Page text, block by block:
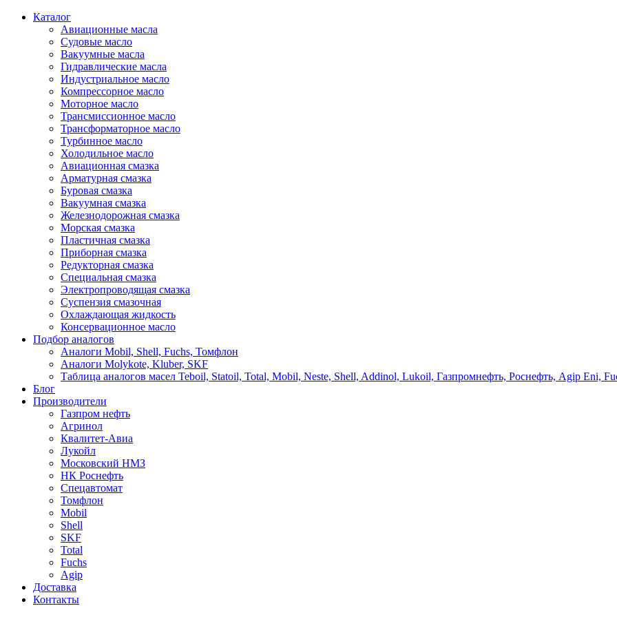
Каталог
Авиационные масла
Судовые масло
Вакуумные масла
Гидравлические масла
Индустриальное масло
Компрессорное масло
Моторное масло
Трансмиссионное масло
Трансформаторное масло
Турбинное масло
Холодильное масло
Авиационная смазка
Арматурная смазка
Буровая смазка
Вакуумная смазка
Железнодорожная смазка
Морская смазка
Пластичная смазка
Приборная смазка
Редукторная смазка
Специальная смазка
Электропроводящая смазка
Суспензия смазочная
Охлаждающая жидкость
Консервационное масло
Подбор аналогов
Аналоги Mobil, Shell, Fuchs, Томфлон
Аналоги Molykote, Kluber, SKF
Таблица аналогов масел Teboil, Statoil, Total, Mobil, Neste, Shell, Addinol, Lukoil, Газпромнефть, Роснефть, Agip Eni,
Блог
Производители
Газпром нефть
Агринол
Квалитет-Авиа
Лукойл
Московский НМЗ
НК Роснефть
Спецавтомат
Томфлон
Mobil
Shell
SKF
Total
Fuchs
Agip
Доставка
Контакты